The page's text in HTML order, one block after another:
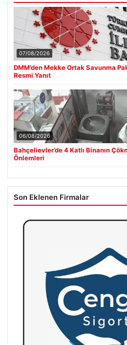
07/08/2026
DMM’den Mekke Ortak Savunma
Resmi Yanıt
06/08/2026
Bahçelievler’de 4 Katlı Binanın
Önlemleri
Son Eklenen Firmalar